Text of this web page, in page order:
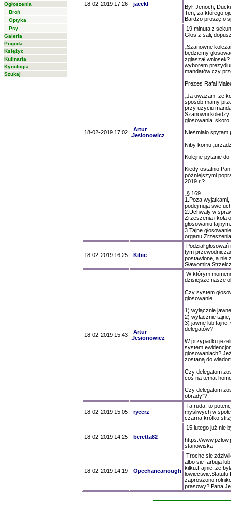
Ogłoszenia
Broń
Optyka
Psy
Galeria
Pogoda
Księżyc
Kulinaria
Kynologia
Szukaj
18-02-2019 17:26 jacekl
Był, Jenoch,
Ten, za którego
Bardzo proszę o
18-02-2019 17:02
Artur
Jesionowicz
19 minuta z
Głos z sali,
„Szanowne
będziemy
zgłaszał
wyborem
mandatów czy
Prezes Rafał
„Ja uważam, że
sposób mamy
przy użyciu
Szanowni
głosowania,
Nieśmiało spytam
Niby komu
Kolejne pytanie
Kiedy ostatnio
późniejszymi
2019 r.?
„§ 169
1.Poza
podejmują swe
2.Uchwały w
Zrzeszenia i koła
głosowaniu tajnym.
3.Tajne
organu
18-02-2019 16:25 Kibic
Podział
tym
postawione, a nie
Sławomira
18-02-2019 15:43
Artur
Jesionowicz
W którym
dzisiejsze nasze
Czy system
głosowanie
1) wyłącznie jawne,
2) wyłącznie tajne,
3) jawne lub tajne,
delegatów?
W przypadku
system
głosowaniach?
zostaną do
Czy delegatom
coś na temat
Czy delegatom
obrady”?
18-02-2019 15:05 rycerz
Ta ruda, to
myśliwych w
czarna krótko
18-02-2019 14:25 beretta82
15 lutego już nie
https://
stanowiska
18-02-2019 14:19 Opechancanough
Troche sie
albo sie farbuja
kilku.Fajnie, ze
lowiectwie.Statutu
zaproszono
prasowy? Pana